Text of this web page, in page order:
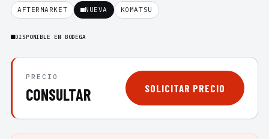
AFTERMARKET NUEVA KOMATSU
DISPONIBLE EN BODEGA
PRECIO
CONSULTAR SOLICITAR PRECIO